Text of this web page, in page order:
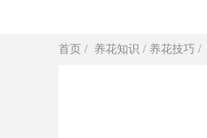
首页 / 养花知识 / 养花技巧 /